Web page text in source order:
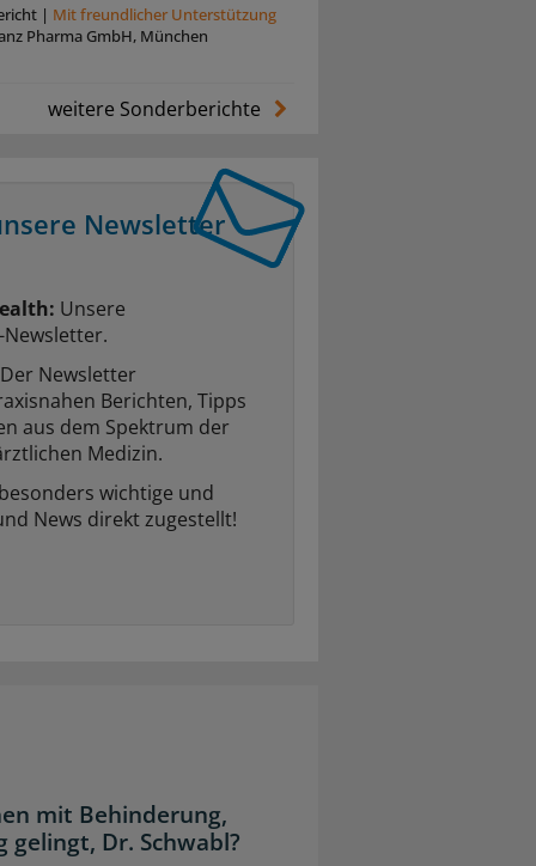
| Mit freundlicher Unterstützung
Pharma GmbH, München
weitere Sonderberichte
Newsletter
Unsere
Newsletter
Berichten, Tipps
aus dem Spektrum der
Medizin.
wichtige und
News direkt zugestellt!
mit Behinderung,
Dr. Schwabl?